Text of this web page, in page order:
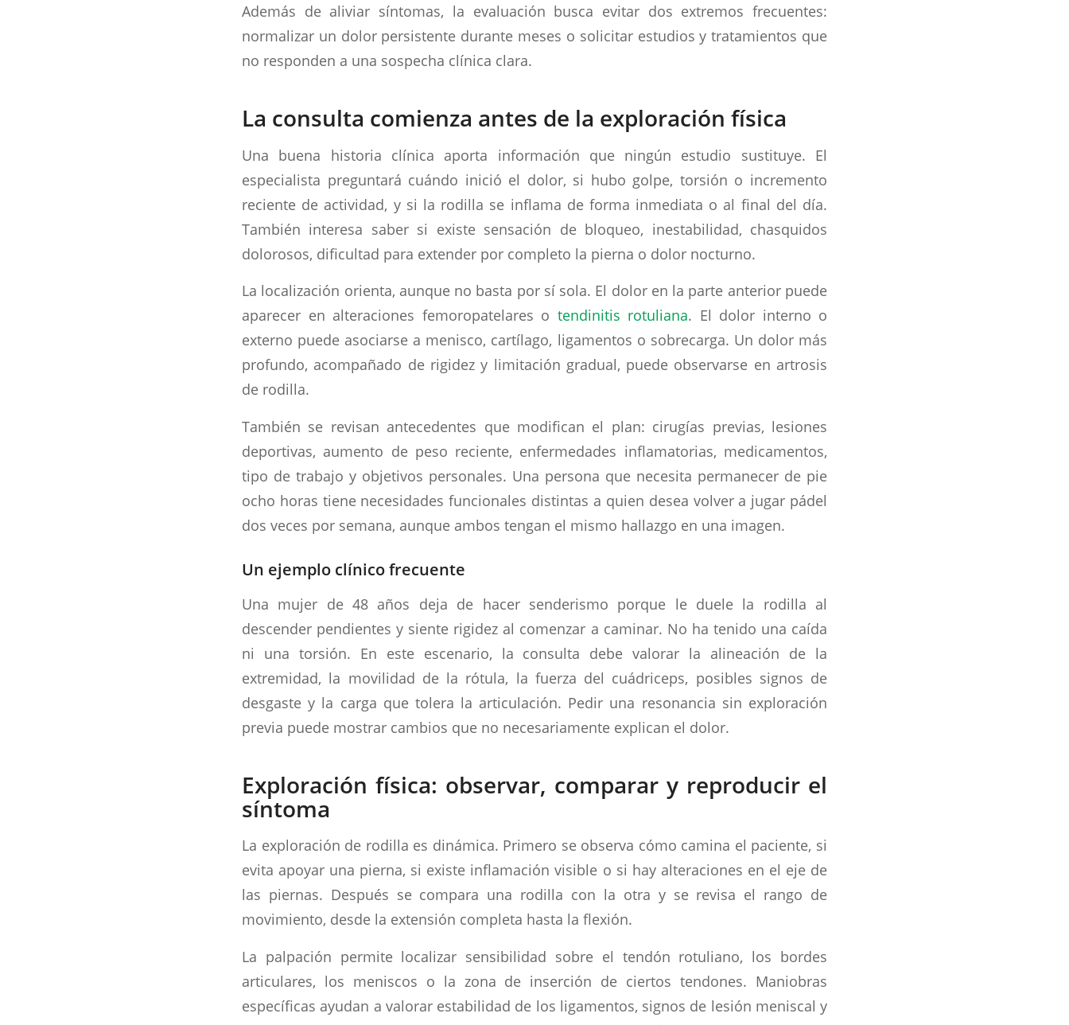
Además de aliviar síntomas, la evaluación busca evitar dos extremos frecuentes:
normalizar un dolor persistente durante meses o solicitar estudios y tratamientos que
no responden a una sospecha clínica clara.
La consulta comienza antes de la exploración física
Una buena historia clínica aporta información que ningún estudio sustituye. El
especialista preguntará cuándo inició el dolor, si hubo golpe, torsión o incremento
reciente de actividad, y si la rodilla se inflama de forma inmediata o al final del día.
También interesa saber si existe sensación de bloqueo, inestabilidad, chasquidos
dolorosos, dificultad para extender por completo la pierna o dolor nocturno.
La localización orienta, aunque no basta por sí sola. El dolor en la parte anterior puede
aparecer en alteraciones femoropatelares o tendinitis rotuliana. El dolor interno o
externo puede asociarse a menisco, cartílago, ligamentos o sobrecarga. Un dolor más
profundo, acompañado de rigidez y limitación gradual, puede observarse en artrosis
de rodilla.
También se revisan antecedentes que modifican el plan: cirugías previas, lesiones
deportivas, aumento de peso reciente, enfermedades inflamatorias, medicamentos,
tipo de trabajo y objetivos personales. Una persona que necesita permanecer de pie
ocho horas tiene necesidades funcionales distintas a quien desea volver a jugar pádel
dos veces por semana, aunque ambos tengan el mismo hallazgo en una imagen.
Un ejemplo clínico frecuente
Una mujer de 48 años deja de hacer senderismo porque le duele la rodilla al
descender pendientes y siente rigidez al comenzar a caminar. No ha tenido una caída
ni una torsión. En este escenario, la consulta debe valorar la alineación de la
extremidad, la movilidad de la rótula, la fuerza del cuádriceps, posibles signos de
desgaste y la carga que tolera la articulación. Pedir una resonancia sin exploración
previa puede mostrar cambios que no necesariamente explican el dolor.
Exploración física: observar, comparar y reproducir el
síntoma
La exploración de rodilla es dinámica. Primero se observa cómo camina el paciente, si
evita apoyar una pierna, si existe inflamación visible o si hay alteraciones en el eje de
las piernas. Después se compara una rodilla con la otra y se revisa el rango de
movimiento, desde la extensión completa hasta la flexión.
La palpación permite localizar sensibilidad sobre el tendón rotuliano, los bordes
articulares, los meniscos o la zona de inserción de ciertos tendones. Maniobras
específicas ayudan a valorar estabilidad de los ligamentos, signos de lesión meniscal y